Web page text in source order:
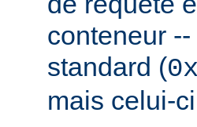
conteneur
standard (
mais celui-